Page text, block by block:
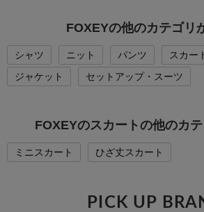
FOXEYの他のカテゴリ
シャツ ニット パンツ スカー
ジャケット
セットアップ・スーツ
FOXEYのスカートの他のカ
ミニスカート ひざ丈スカート
PICK UP